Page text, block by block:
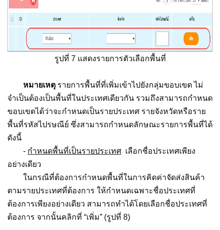
รูปที่ 7 แสดงรายการตัวเลือกพื้นที่
หมายเหตุ รายการพื้นที่ที่เพิ่มเข้าไปยังกลุ่มขอบเขต ไม่
จำเป็นต้องเป็นพื้นที่ในประเทศเดียวกัน รวมถึงสามารถกำหนด
ขอบเขตได้ว่าจะกำหนดเป็นรายประเทศ รายจังหวัดหรือราย
พื้นที่รหัสไปรษณีย์ ซึ่งสามารถกำหนดลักษณะรายการพื้นที่ได้
ดังนี้
- กำหนดพื้นที่เป็นรายประเทศ เลือกชื่อประเทศเพียง
อย่างเดียว
ในกรณีที่ต้องการกำหนดพื้นที่ในการคิดค่าจัดส่งสินค้า
ตามรายประเทศที่ต้องการ ให้กำหนดเฉพาะชื่อประเทศที่
ต้องการเพียงอย่างเดียว สามารถทำได้โดยเลือกชื่อประเทศที่
ต้องการ จากนั้นคลิกที่ “เพิ่ม” (รูปที่ 8)